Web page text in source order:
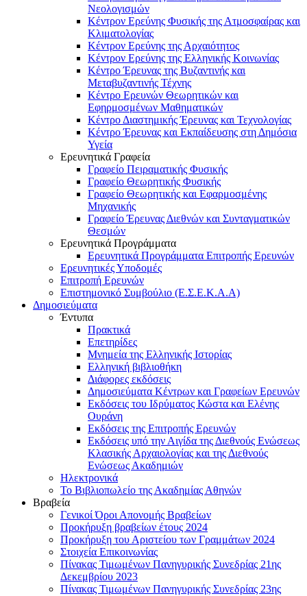
Νεολογισμών
Κέντρον Ερεύνης Φυσικής της Ατμοσφαίρας και
Κλιματολογίας
Κέντρον Ερεύνης της Αρχαιότητος
Κέντρον Ερεύνης της Ελληνικής Κοινωνίας
Κέντρο Έρευνας της Βυζαντινής και
Μεταβυζαντινής Τέχνης
Κέντρο Ερευνών Θεωρητικών και
Εφηρμοσμένων Μαθηματικών
Κέντρο Διαστημικής Έρευνας και Τεχνολογίας
Κέντρο Έρευνας και Εκπαίδευσης στη Δημόσια
Υγεία
Ερευνητικά Γραφεία
Γραφείο Πειραματικής Φυσικής
Γραφείο Θεωρητικής Φυσικής
Γραφείο Θεωρητικής και Εφαρμοσμένης
Μηχανικής
Γραφείο Έρευνας Διεθνών και Συνταγματικών
Θεσμών
Ερευνητικά Προγράμματα
Ερευνητικά Προγράμματα Επιτροπής Ερευνών
Ερευνητικές Υποδομές
Επιτροπή Ερευνών
Επιστημονικό Συμβούλιο (Ε.Σ.Ε.Κ.Α.Α)
Δημοσιεύματα
Έντυπα
Πρακτικά
Επετηρίδες
Μνημεία της Ελληνικής Ιστορίας
Ελληνική βιβλιοθήκη
Διάφορες εκδόσεις
Δημοσιεύματα Κέντρων και Γραφείων Ερευνών
Εκδόσεις του Ιδρύματος Κώστα και Ελένης
Ουράνη
Εκδόσεις της Επιτροπής Ερευνών
Εκδόσεις υπό την Αιγίδα της Διεθνούς Ενώσεως
Κλασικής Αρχαιολογίας και της Διεθνούς
Ενώσεως Ακαδημιών
Ηλεκτρονικά
Το Βιβλιοπωλείο της Ακαδημίας Αθηνών
Βραβεία
Γενικοί Όροι Απονομής Βραβείων
Προκήρυξη βραβείων έτους 2024
Προκήρυξη του Αριστείου των Γραμμάτων 2024
Στοιχεία Επικοινωνίας
Πίνακας Τιμωμένων Πανηγυρικής Συνεδρίας 21ης
Δεκεμβρίου 2023
Πίνακας Τιμωμένων Πανηγυρικής Συνεδρίας 23ης